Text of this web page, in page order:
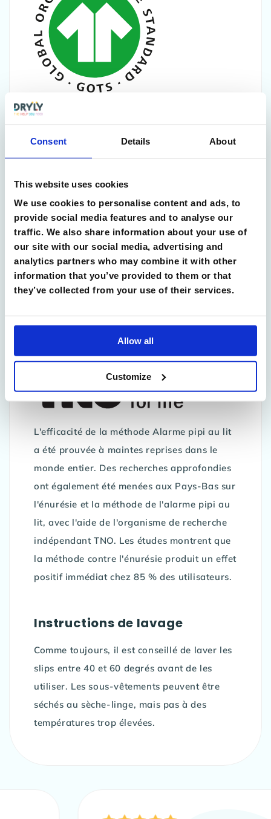
Consent Details About
This website uses cookies
We use cookies to personalise content and ads, to
provide social media features and to analyse our
traffic. We also share information about your use of
our site with our social media, advertising and
analytics partners who may combine it with other
information that you’ve provided to them or that
they’ve collected from your use of their services.
Allow all
Customize
Nous utilisons du coton biologique certifié
affaiblies par les produits chimiques et le
coton reste doux plus longtemps ! Lors de la
production de coton biologique, la culture
est naturellement protégée des insectes, par
exemple par des papillons. De cette
manière, l'impact sur l'environnement est
moindre et tout le monde est gagnant !
Innovante et scientifiquement
prouvée
L'efficacité de la méthode Alarme pipi au lit
a été prouvée à maintes reprises dans le
monde entier. Des recherches approfondies
ont également été menées aux Pays-Bas sur
l'énurésie et la méthode de l'alarme pipi au
lit, avec l'aide de l'organisme de recherche
indépendant TNO. Les études montrent que
la méthode contre l'énurésie produit un effet
positif immédiat chez 85 % des utilisateurs.
Instructions de lavage
Comme toujours, il est conseillé de laver les
slips entre 40 et 60 degrés avant de les
utiliser. Les sous-vêtements peuvent être
séchés au sèche-linge, mais pas à des
températures trop élevées.